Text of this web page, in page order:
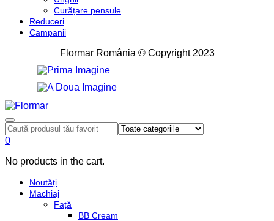
Curățare pensule
Reduceri
Campanii
Flormar România © Copyright 2023
0
No products in the cart.
Noutăți
Machiaj
Față
BB Cream